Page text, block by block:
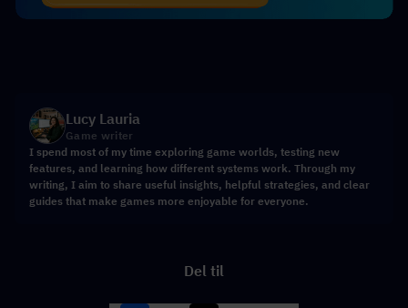
Lucy Lauria
Game writer
I spend most of my time exploring game worlds, testing new
features, and learning how different systems work. Through my
writing, I aim to share useful insights, helpful strategies, and clear
guides that make games more enjoyable for everyone.
Del til